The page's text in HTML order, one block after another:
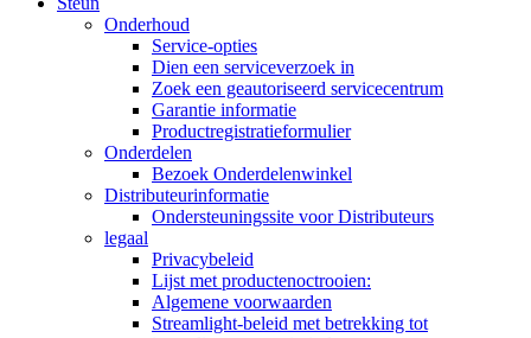
Onderhoud
Service-opties
Dien een serviceverzoek in
Zoek een geautoriseerd servicecentrum
Garantie informatie
Productregistratieformulier
Onderdelen
Bezoek Onderdelenwinkel
Distributeurinformatie
Ondersteuningssite voor Distributeurs
legaal
Privacybeleid
Lijst met productenoctrooien:
Algemene voorwaarden
Streamlight-beleid met betrekking tot